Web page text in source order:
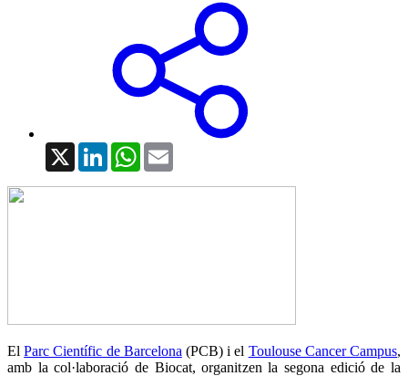
X LinkedInWhatsApp
ElParc Científic de Barcelona(PCB) i el Toulouse Cancer Campus,
amb la col·laboració de Biocat, organitzen la segona edició de la